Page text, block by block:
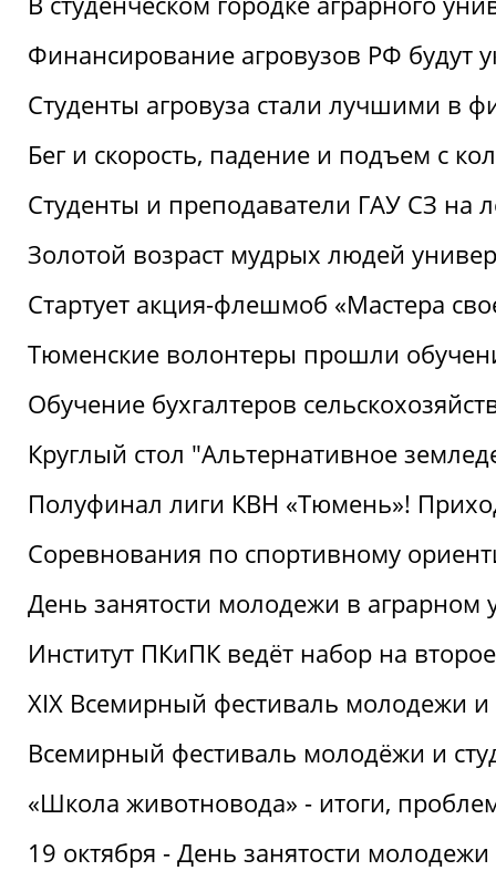
Финансирование агровузов РФ будут
Студенты агровуза стали лучшими в
Бег и скорость, падение и подъем с
Студенты и преподаватели ГАУ СЗ
Золотой возраст мудрых людей
Стартует акция-флешмоб «Мастера
Тюменские волонтеры прошли
Обучение бухгалтеров
Круглый стол "Альтернативное
Полуфинал лиги КВН «Тюмень»!
Соревнования по спортивному
День занятости молодежи в аграрном
Институт ПКиПК ведёт набор на
XIX Всемирный фестиваль молодежи
Всемирный фестиваль молодёжи и
«Школа животновода» - итоги,
19 октября - День занятости молодежи